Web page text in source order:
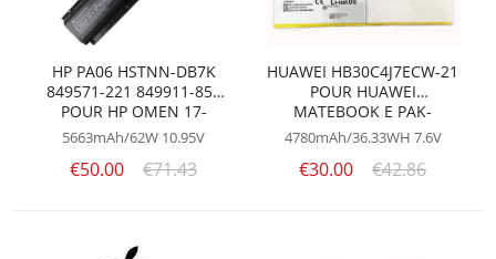
HP PA06 HSTNN-DB7K
849571-221 849911-850
POUR HP OMEN 17-
W033DX 17-W043DX
5663mAh/62W 10.95V
€50.00 €71.43
HUAWEI HB30C4J7ECW-21
POUR HUAWEI
MATEBOOK E PAK-
AL09/W09
4780mAh/36.33WH 7.6V
€30.00 €42.86